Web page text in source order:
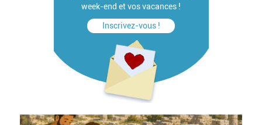
week-end et vos vacances !
Inscrivez-vous !